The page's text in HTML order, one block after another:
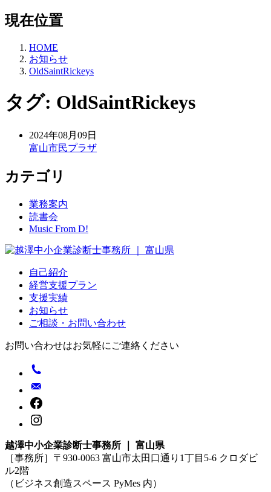
現在位置
HOME
お知らせ
OldSaintRickeys
タグ: OldSaintRickeys
2024年08月09日
富山市民プラザ
カテゴリ
業務案内
読書会
Music From D!
自己紹介
経営支援プラン
支援実績
お知らせ
ご相談・お問い合わせ
お問い合わせはお気軽にご連絡ください
越澤中小企業診断士事務所 ｜ 富山県
［事務所］〒930-0063 富山市太田口通り1丁目5-6 クロダビ
ル2階
（ビジネス創造スペース PyMes 内）